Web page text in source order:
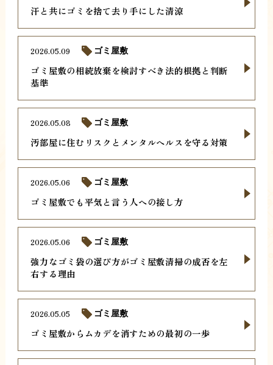
汗と共にゴミを捨て去り手にした清涼
ゴミ屋敷の相続放棄を検討すべき法的根拠と判断
基準
2026.05.09 ゴミ屋敷
汚部屋に住むリスクとメンタルヘルスを守る対策
2026.05.08 ゴミ屋敷
ゴミ屋敷でも平気と言う人への接し方
2026.05.06 ゴミ屋敷
強力なゴミ袋の選び方がゴミ屋敷清掃の成否を左
右する理由
2026.05.06 ゴミ屋敷
ゴミ屋敷からムカデを消すための最初の一歩
2026.05.05 ゴミ屋敷